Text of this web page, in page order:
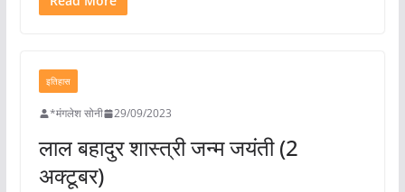
इतिहास
*मंगलेश सोनी 29/09/2023
लाल बहादुर शास्त्री जन्म जयंती (2
अक्टूबर)